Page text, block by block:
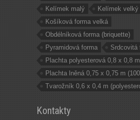
Kelímek malý
Kelímek velký
Košíková forma velká
Obdélníková forma (briquette)
Pyramidová forma
Srdcovitá
Plachta polyesterová 0,8 x 0,8 m
Plachta lněná 0,75 x 0,75 m
Tvarožník 0,6 x 0,4 m
Kontakty